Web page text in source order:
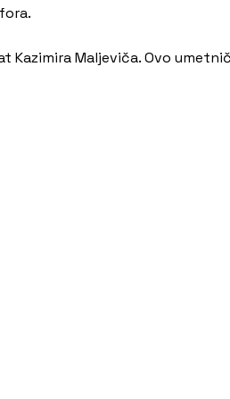
Kazimira Maljeviča. Ovo